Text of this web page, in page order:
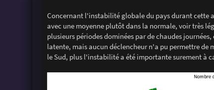
Concernant l'instabilité globale du pays durant cette
avec une moyenne plutôt dans la normale, voir très
plusieurs périodes dominées par de chaudes
latente, mais aucun déclencheur n'a pu permettre de
le Sud, plus l'instabilité a été importante surement à